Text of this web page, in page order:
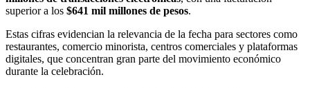
superior a los $641 mil millones de pesos.
Estas cifras evidencian la relevancia de la fecha para sectores como
restaurantes, comercio minorista, centros comerciales y plataformas
digitales, que concentran gran parte del movimiento económico
durante la celebración.